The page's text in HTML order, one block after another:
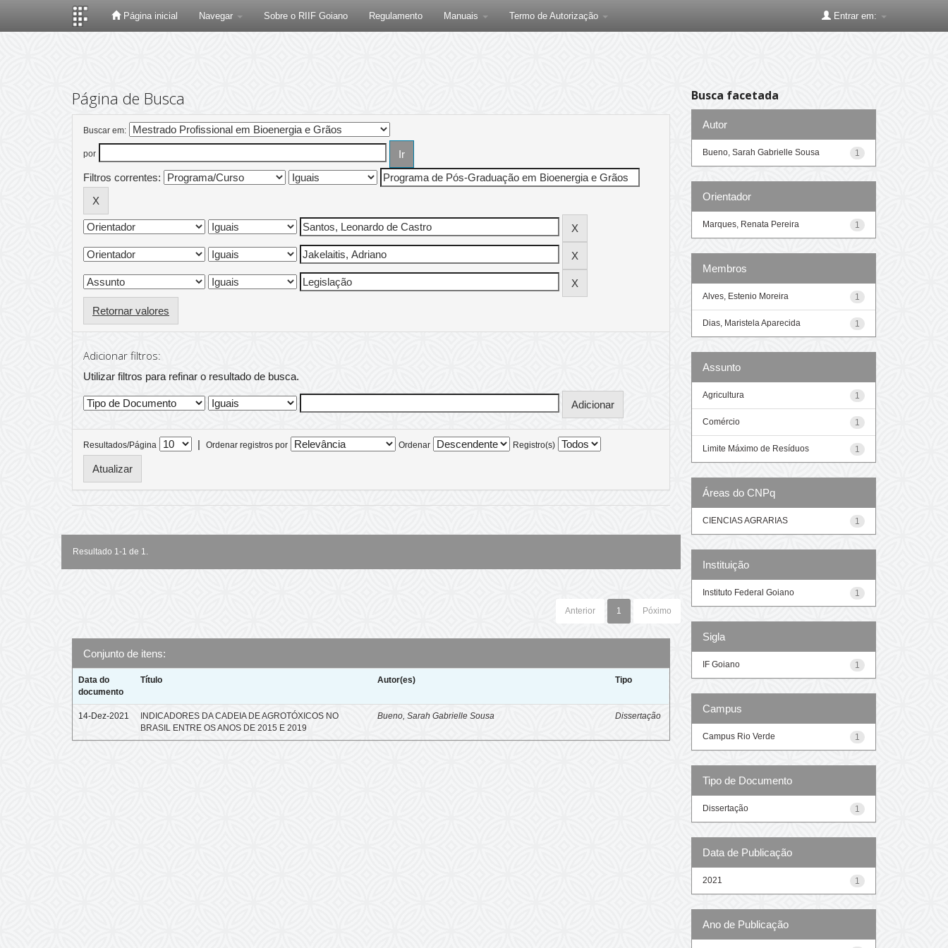
Página inicial Navegar Sobre o RIIF Goiano Regulamento Manuais Termo de Autorização Entrar em:
Página de Busca
Buscar em:
por
Filtros correntes:
Retornar valores
Adicionar filtros:
Utilizar filtros para refinar o resultado de busca.
Resultados/Página | Ordenar registros por Ordenar Registro(s)
Resultado 1-1 de 1.
Anterior 1 Póximo
Conjunto de itens:
Data do
documento
Título Autor(es) Tipo
14-Dez-2021
INDICADORES DA CADEIA DE AGROTÓXICOS NO
BRASIL ENTRE OS ANOS DE 2015 E 2019
Bueno, Sarah Gabrielle Sousa Dissertação
Busca facetada
Autor
1
Bueno, Sarah Gabrielle Sousa
Orientador
1
Marques, Renata Pereira
Membros
1
Alves, Estenio Moreira
1
Dias, Maristela Aparecida
Assunto
1
Agricultura
1
Comércio
1
Limite Máximo de Resíduos
Áreas do CNPq
1
CIENCIAS AGRARIAS
Instituição
1
Instituto Federal Goiano
Sigla
1
IF Goiano
Campus
1
Campus Rio Verde
Tipo de Documento
1
Dissertação
Data de Publicação
1
2021
Ano de Publicação